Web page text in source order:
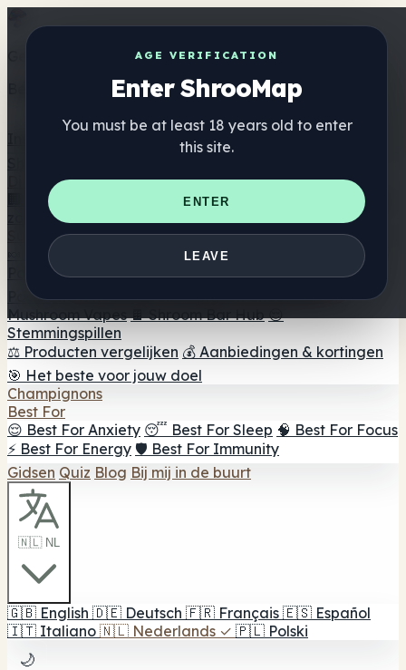
AGE VERIFICATION
Enter ShrooMap
You must be at least 18 years old to enter
this site.
ENTER
LEAVE
Get the ShrooMap app
Better than mobile web — one tap away
Directory
🏢 Merk Directory
📍 Zoek een headshop
🔮 Smartshop
zoeker 🛒 Online headshops
Supplementen
🍬 Paddenstoel Gummies
💊 Paddenstoel Capsules
Paddenstoel Tincturen 🫙 Paddenstoel poeders ☕
Paddestoel koffie 🍫 Champignon Chocolade 💨
Mushroom Vapes 🍫 Shroom Bar Hub 😌
Stemmingspillen
⚖️ Producten vergelijken 💰 Aanbiedingen & kortingen
🎯 Het beste voor jouw doel
Champignons
Best For
😌 Best For Anxiety 😴 Best For Sleep 🧠 Best For Focus
⚡ Best For Energy 🛡️ Best For Immunity
Gidsen Quiz Blog Bij mij in de buurt
🇳🇱 NL
🇬🇧 English 🇩🇪 Deutsch 🇫🇷 Français 🇪🇸 Español
🇮🇹 Italiano 🇳🇱 Nederlands ✓ 🇵🇱 Polski
🌙